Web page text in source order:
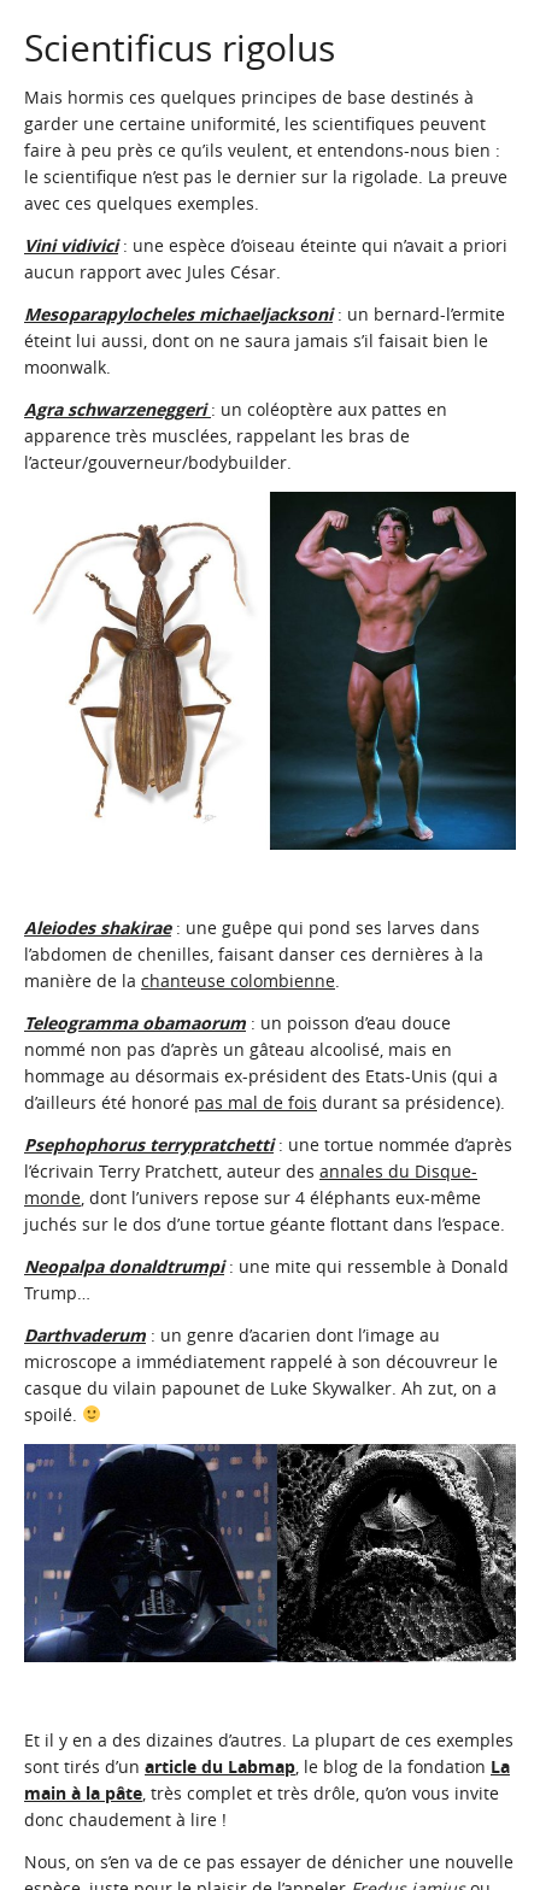
Scientificus rigolus
Mais hormis ces quelques principes de base destinés à
garder une certaine uniformité, les scientifiques peuvent
faire à peu près ce qu’ils veulent, et entendons-nous bien :
le scientifique n’est pas le dernier sur la rigolade. La preuve
avec ces quelques exemples.
Vini vidivici: une espèce d’oiseau éteinte qui n’avait a priori
aucun rapport avec Jules César.
Mesoparapylocheles michaeljacksoni: un bernard-l’ermite
éteint lui aussi, dont on ne saura jamais s’il faisait bien le
moonwalk.
Agra schwarzeneggeri : un coléoptère aux pattes en
apparence très musclées, rappelant les bras de
l’acteur/gouverneur/bodybuilder.
Aleiodes shakirae: une guêpe qui pond ses larves dans
l’abdomen de chenilles, faisant danser ces dernières à la
manière de la chanteuse colombienne
Teleogramma obamaorum : un poisson d’eau douce
nommé non pas d’après un gâteau alcoolisé, mais en
hommage au désormais ex-président des Etats-Unis (qui a
d’ailleurs été honoré pas mal de fois durant sa présidence).
Psephophorus terrypratchetti: une tortue nommée d’après
l’écrivain Terry Pratchett, auteur des annales du Disque-
monde , dont l’univers repose sur 4 éléphants eux-même
juchés sur le dos d’une tortue géante flottant dans l’espace.
Neopalpa donaldtrumpi: une mite qui ressemble à Donald
Trump…
Darthvaderum : un genre d’acarien dont l’image au
microscope a immédiatement rappelé à son découvreur le
casque du vilain papounet de Luke Skywalker. Ah zut, on a
spoilé.
Et il y en a des dizaines d’autres. La plupart de ces exemples
sont tirés d’un article du Labmap , le blog de la fondation La
main à la pâte , très complet et très drôle, qu’on vous invite
donc chaudement à lire !
Nous, on s’en va de ce pas essayer de dénicher une nouvelle